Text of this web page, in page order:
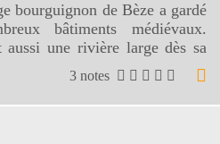
bourguignon de Bèze a gardé
bâtiments médiévaux.
aussi une rivière large dès sa
3 notes